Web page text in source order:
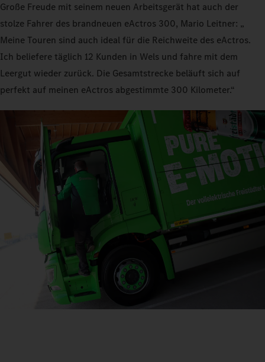
Große Freude mit seinem neuen Arbeitsgerät hat auch der
stolze Fahrer des brandneuen eActros 300, Mario Leitner: „
Meine Touren sind auch ideal für die Reichweite des eActros.
Ich beliefere täglich 12 Kunden in Wels und fahre mit dem
Leergut wieder zurück. Die Gesamtstrecke beläuft sich auf
perfekt auf meinen eActros abgestimmte 300 Kilometer.“